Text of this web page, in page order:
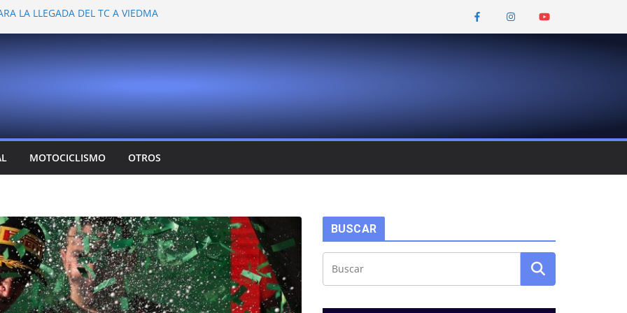
LA LLEGADA DEL TC A VIEDMA
EN LA PLATA
VER A TANTOS PILOTOS
DEJÓ CAMBIOS EN LOS CAMPEONATOS
CONFIRMA SU REGRESO AL TOP RACE
MOTOCICLISMO OTROS
BUSCAR